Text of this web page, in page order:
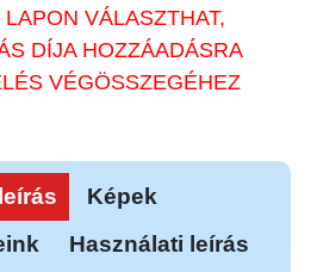
VÁLASZTHAT,
DÍJA HOZZÁADÁSRA
VÉGÖSSZEGÉHEZ
Képek
Használati leírás